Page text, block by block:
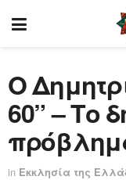
Ο
60” – Το
in Εκκλησία της